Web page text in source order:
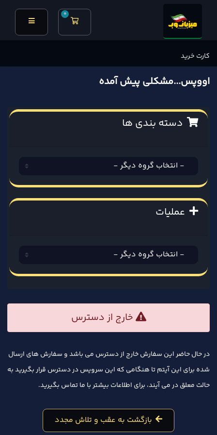
0
کارت خرید
کارت خرید
اووپس...مشکلی پیش آمده
دسته بندی ها
عملیات
خارج از دسترس
در حال حاضر این سفارش خارج از دسترس می باشد و سفارش های ارسال
شده برای این آیتم تا هنگامی که این سرویس در دسترس قرار بگیرید به
حالت معلق در می آیند، برای اطلاعات بیشتر با ما تماس بگیرید.
بازگشت به عقب و تلاش مجدد